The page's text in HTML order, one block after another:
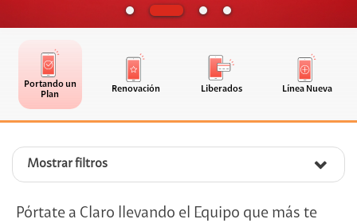
Portando un
Plan
Renovación Liberados Línea Nueva
Mostrar filtros
Pórtate a Claro llevando el Equipo que más te